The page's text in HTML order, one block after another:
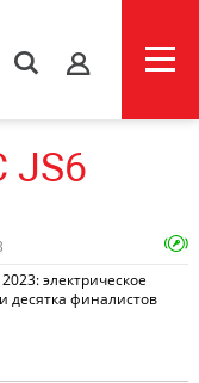
s
JS6
электрическое
десятка финалистов